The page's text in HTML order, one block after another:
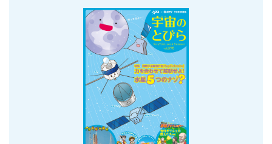
セミナー
ISEB（国際
宇宙教育会
議）
ISEB学生派
遣プログラ
ム